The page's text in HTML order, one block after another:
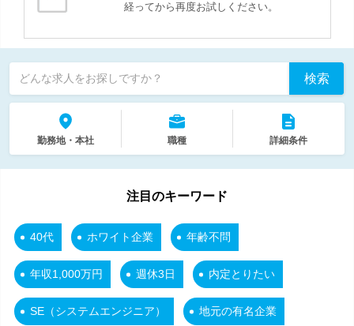
経ってから再度お試しください。
どんな求人をお探しですか？ 検索
勤務地・本社 職種 詳細条件
注目のキーワード
40代 ホワイト企業 年齢不問
年収1,000万円 週休3日 内定とりたい
SE（システムエンジニア） 地元の有名企業